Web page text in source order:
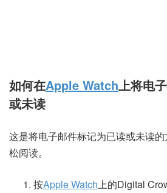
如何在Apple Watch上将电
或未读
这是将电子邮件标记为已读或未读
松阅读。
按Apple Watch上的Digital